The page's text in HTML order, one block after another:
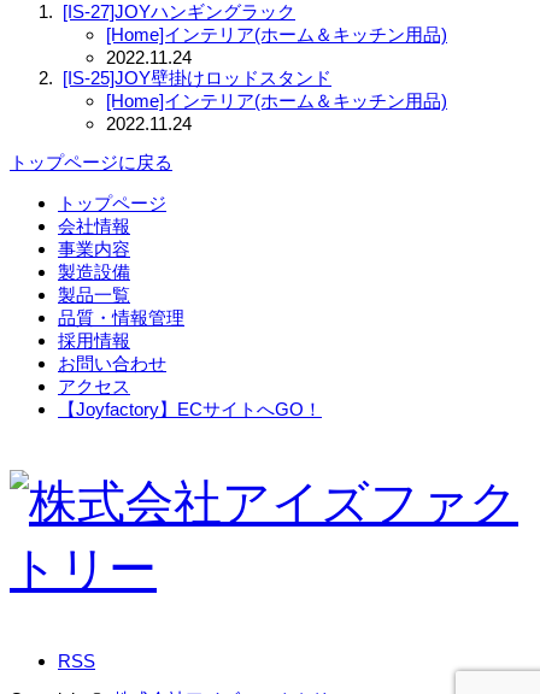
[IS-27]JOYハンギングラック
[Home]インテリア(ホーム＆キッチン用品)
2022.11.24
[IS-25]JOY壁掛けロッドスタンド
[Home]インテリア(ホーム＆キッチン用品)
2022.11.24
トップページに戻る
トップページ
会社情報
事業内容
製造設備
製品一覧
品質・情報管理
採用情報
お問い合わせ
アクセス
【Joyfactory】ECサイトへGO！
RSS